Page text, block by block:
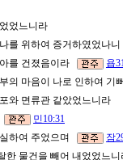
었느니라
를 위하여 증거하였었나
를 건졌음이라
욥
의 마음이 나로 인하여
와 면류관 같았었느니라
민10:31
하여 주었으며
잠
한 물건을 빼어 내었었느